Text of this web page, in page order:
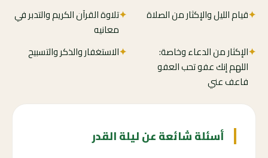
✦قيام الليل والإكثار من الصلاة ✦تلاوة القرآن الكريم والتدبر في
معانيه
✦الإكثار من الدعاء وخاصة:
اللهم إنك عفو تحب العفو
فاعف عني
✦الاستغفار والذكر والتسبيح
أسئلة شائعة عن ليلة القدر